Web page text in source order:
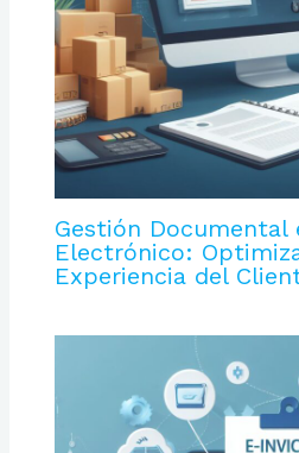
Gestión Documental
Electrónico:
Experiencia del